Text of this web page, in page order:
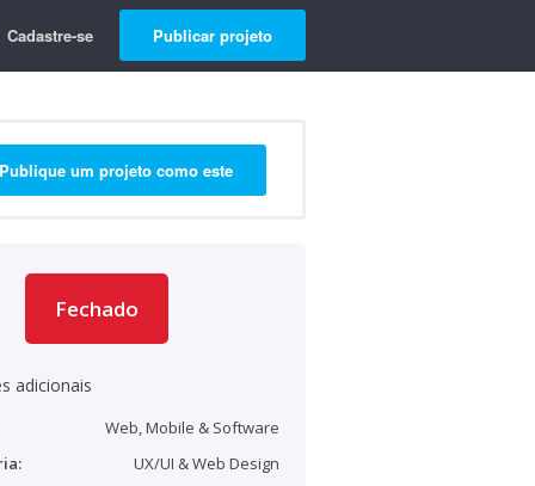
Cadastre-se Publicar projeto
Publique um projeto como este
Fechado
adicionais
Web, Mobile & Software
UX/UI & Web Design